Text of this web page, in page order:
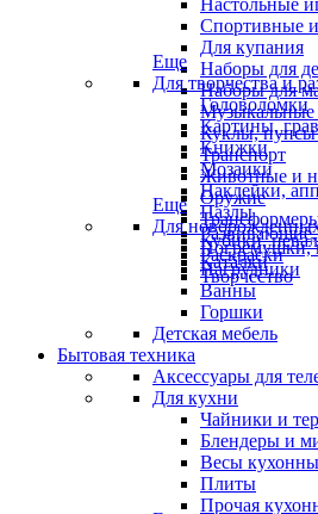
Настольные
Спортивные
Для купания
Наборы для
Наборы для
Музыкальные
Куклы, пупсы
Транспорт
Животные и
Оружие
Кубики,
Каталки
Еще
Для творчества и
Головоломки
Картины,
Книжки
Мозаики
Наклейки,
Пазлы
Раскраски
Творчество
Еще
Для
Погремушки,
Нагрудники
Ванны
Горшки
Детская мебель
Бытовая техника
Аксессуары для
Для кухни
Чайники и
Блендеры и
Весы
Плиты
Прочая